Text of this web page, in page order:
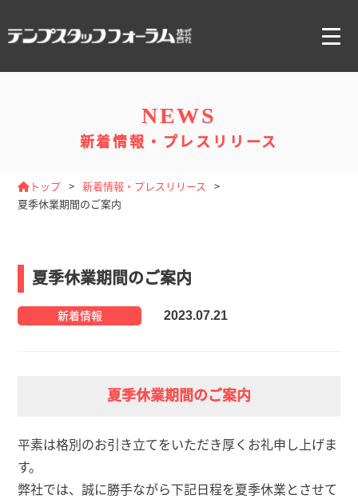
企業ご担当者様へ
NEWS
新着情報・プレスリリース
トップ
新着情報・プレスリリース
夏季休業期間のご案内
夏季休業期間のご案内
新着情報 2023.07.21
夏季休業期間のご案内
平素は格別のお引き立てをいただき厚くお礼申し上げま
す。
弊社では、誠に勝手ながら下記日程を夏季休業とさせて